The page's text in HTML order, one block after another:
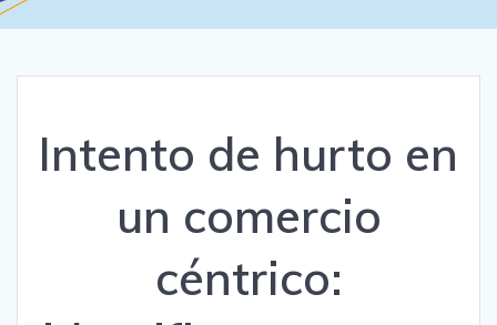
Intento de hurto en
un comercio
céntrico: